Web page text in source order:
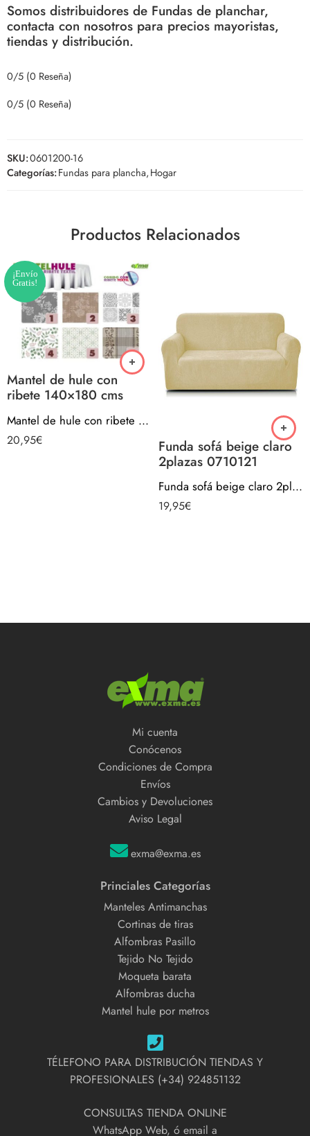
Somos distribuidores de Fundas de planchar,
contacta con nosotros para precios mayoristas,
tiendas y distribución.
0/5 (0 Reseña)
0/5 (0 Reseña)
SKU:0601200-16
Categorías:Fundas para plancha,Hogar
Productos Relacionados
¡Envío
Gratis!
Mantel de hule con
ribete 140×180 cms
Mantel de hule con ribete 140×180 cms
20,95€
Funda sofá beige claro
2plazas 0710121
Funda sofá beige claro 2plazas 0710121
19,95€
Mi cuenta
Conócenos
Condiciones de Compra
Envíos
Cambios y Devoluciones
Aviso Legal
exma@exma.es
Princiales Categorías
Manteles Antimanchas
Cortinas de tiras
Alfombras Pasillo
Tejido No Tejido
Moqueta barata
Alfombras ducha
Mantel hule por metros
TÉLEFONO PARA DISTRIBUCIÓN TIENDAS Y
PROFESIONALES (+34) 924851132
CONSULTAS TIENDA ONLINE
WhatsApp Web, ó email a